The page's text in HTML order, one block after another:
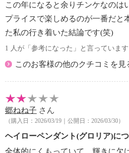
この年になると余りチンケなのは
プライスで楽しめるのが一番だと
た私の行き着いた結論です(笑)
1 人が「参考になった」と言っています
このお客様の他のクチコミを見
郷ねね子 さん
（購入日：2026/03/19｜公開日：2026/03/30）
ヘイローペンダント(グロリア)に
全体的にくもっていて、輝きに